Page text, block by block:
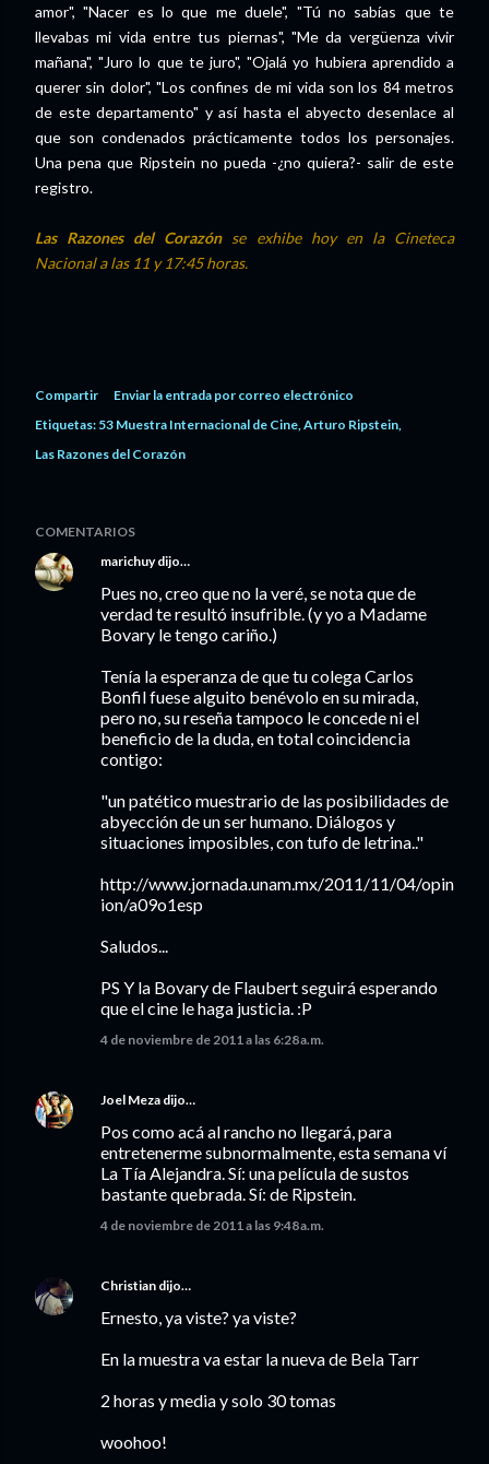
amor", "Nacer es lo que me duele", "Tú no sabías que te
llevabas mi vida entre tus piernas", "Me da vergüenza vivir
mañana", "Juro lo que te juro", "Ojalá yo hubiera aprendido a
querer sin dolor", "Los confines de mi vida son los 84 metros
de este departamento" y así hasta el abyecto desenlace al
que son condenados prácticamente todos los personajes.
Una pena que Ripstein no pueda -¿no quiera?- salir de este
registro.
Las Razones del Corazón se exhibe hoy en la Cineteca
Nacional a las 11 y 17:45 horas.
Compartir
Enviar la entrada por correo electrónico
Etiquetas: 53 Muestra Internacional de Cine Arturo Ripstein
Las Razones del Corazón
COMENTARIOS
marichuydijo…
Pues no, creo que no la veré, se nota que de
verdad te resultó insufrible. (y yo a Madame
Bovary le tengo cariño.)
Tenía la esperanza de que tu colega Carlos
Bonfil fuese alguito benévolo en su mirada,
pero no, su reseña tampoco le concede ni el
beneficio de la duda, en total coincidencia
contigo:
"un patético muestrario de las posibilidades de
abyección de un ser humano. Diálogos y
situaciones imposibles, con tufo de letrina.."
http://www.jornada.unam.mx/2011/11/04/opin
ion/a09o1esp
Saludos...
PS Y la Bovary de Flaubert seguirá esperando
que el cine le haga justicia. :P
4 de noviembre de 2011 a las 6:28 a.m.
Joel Meza dijo…
Pos como acá al rancho no llegará, para
entretenerme subnormalmente, esta semana ví
La Tía Alejandra. Sí: una película de sustos
bastante quebrada. Sí: de Ripstein.
4 de noviembre de 2011 a las 9:48 a.m.
Christian dijo…
Ernesto, ya viste? ya viste?
En la muestra va estar la nueva de Bela Tarr
2 horas y media y solo 30 tomas
woohoo!